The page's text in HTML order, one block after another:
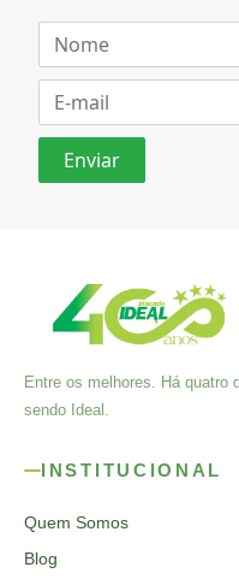
Entre os melhores. Há quatro
sendo Ideal.
INSTITUCIONAL
Quem Somos
Blog